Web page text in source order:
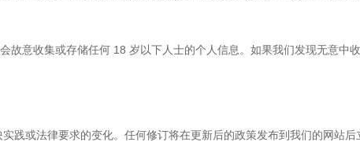
故意收集或存储任何 18 岁以下人士的个人信息。如果我们发现无意中
践或法律要求的变化。任何修订将在更新后的政策发布到我们的网站